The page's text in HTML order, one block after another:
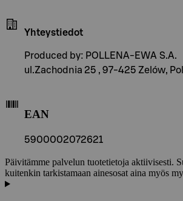
Yhteystiedot
Produced by: POLLENA-EWA S.A.
ul.Zachodnia 25 , 97-425 Zelów,
EAN
5900002072621
Päivitämme palvelun tuotetietoja aktiivisesti.
kuitenkin tarkistamaan ainesosat aina myös